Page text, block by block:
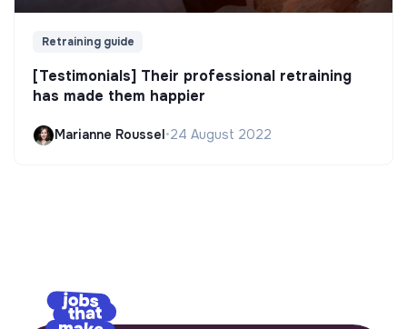
Retraining guide
[Testimonials] Their professional retraining
has made them happier
Marianne Roussel •24 August 2022